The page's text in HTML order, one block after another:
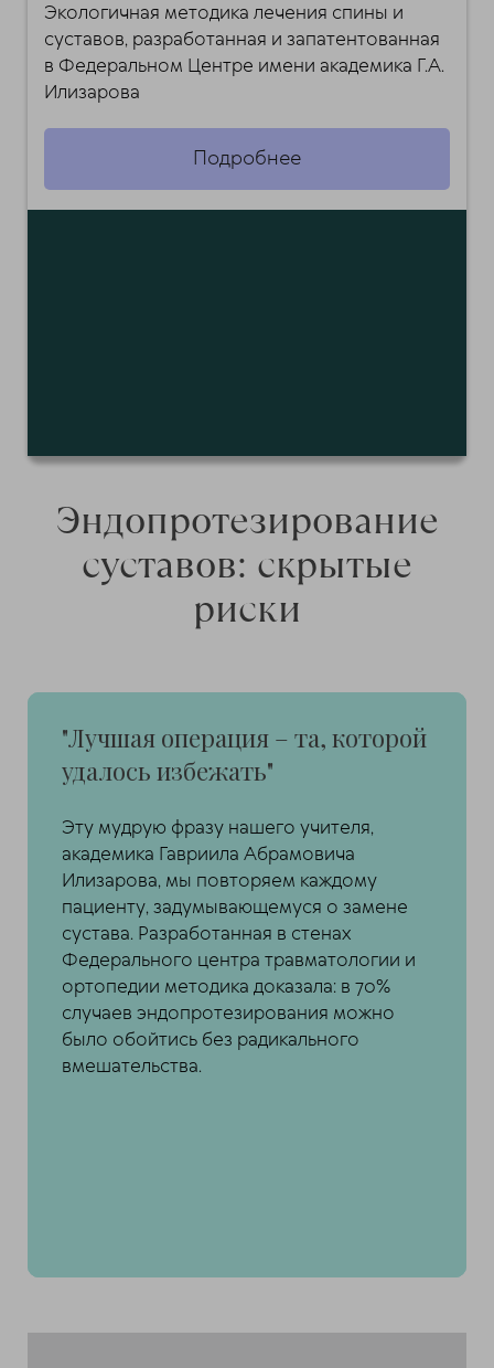
Экологичная методика лечения спины и
суставов, разработанная и запатентованная
в Федеральном Центре имени академика Г.А.
Илизарова
Подробнее
Эндопротезирование
суставов: скрытые
риски
"Лучшая операция – та, которой
удалось избежать"
Эту мудрую фразу нашего учителя,
академика Гавриила Абрамовича
Илизарова, мы повторяем каждому
пациенту, задумывающемуся о замене
сустава. Разработанная в стенах
Федерального центра травматологии и
ортопедии методика доказала: в 70%
случаев эндопротезирования можно
было обойтись без радикального
вмешательства.